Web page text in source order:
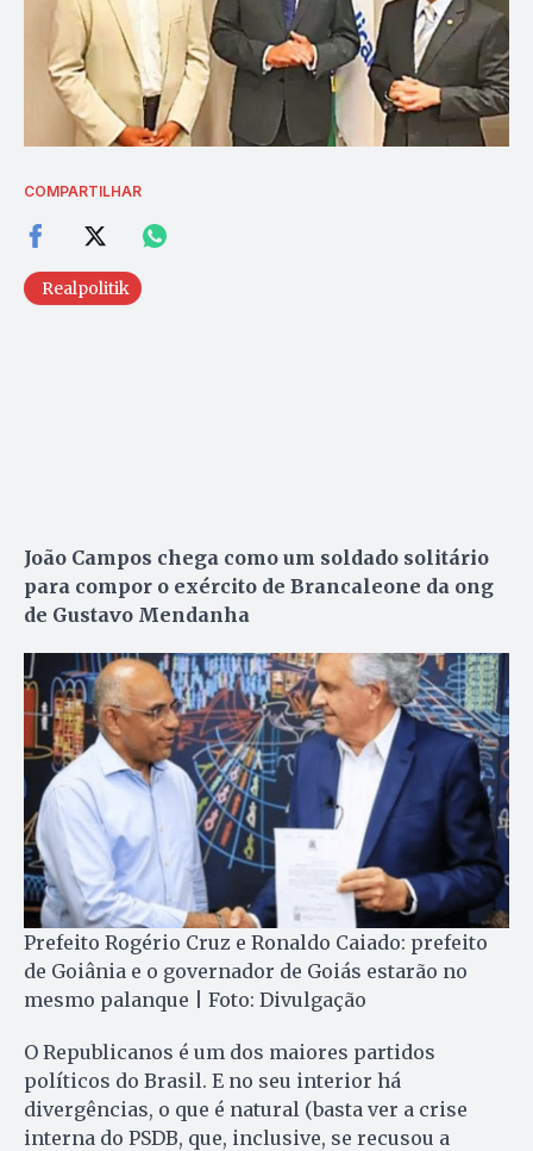
COMPARTILHAR
Realpolitik
João Campos chega como um soldado solitário
para compor o exército de Brancaleone da ong
de Gustavo Mendanha
Prefeito Rogério Cruz e Ronaldo Caiado: prefeito
de Goiânia e o governador de Goiás estarão no
mesmo palanque | Foto: Divulgação
O Republicanos é um dos maiores partidos
políticos do Brasil. E no seu interior há
divergências, o que é natural (basta ver a crise
interna do PSDB, que, inclusive, se recusou a